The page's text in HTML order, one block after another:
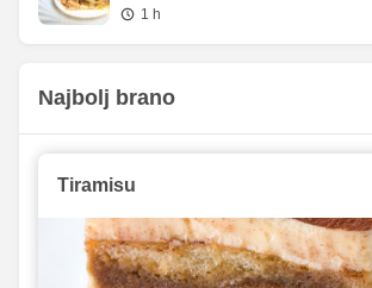
1 h
Najbolj brano
Tiramisu